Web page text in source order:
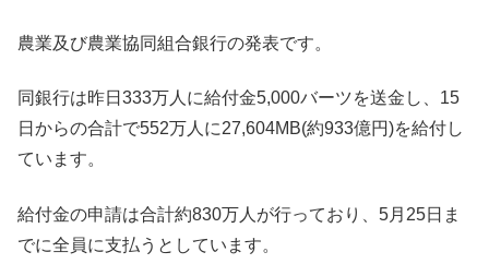
農業及び農業協同組合銀行の発表です。
同銀行は昨日333万人に給付金5,000バーツを送金し、15
日からの合計で552万人に27,604MB(約933億円)を給付し
ています。
給付金の申請は合計約830万人が行っており、5月25日ま
でに全員に支払うとしています。